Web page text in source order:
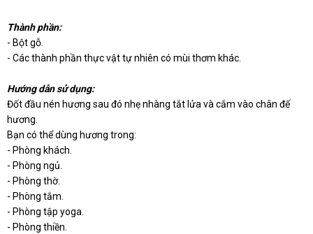
Thành phần:
- Bột gỗ.
- Các thành phần thực vật tự nhiên có mùi thơm khác.
Hướng dẫn sử dụng:
Đốt đầu nén hương sau đó nhẹ nhàng tắt lửa và cắm vào chân đế
hương.
Bạn có thể dùng hương trong:
- Phòng khách.
- Phòng ngủ.
- Phòng thờ.
- Phòng tắm.
- Phòng tập yoga.
- Phòng thiền.